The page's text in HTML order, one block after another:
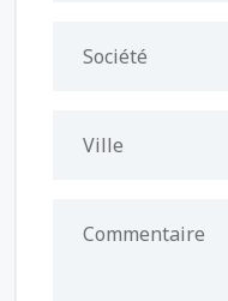
Société
Ville
Commentaire